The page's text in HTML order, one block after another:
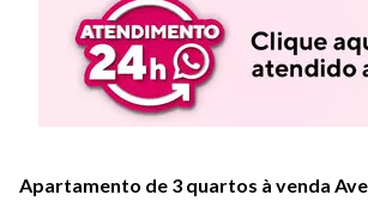
Apartamento de 3 quartos à venda